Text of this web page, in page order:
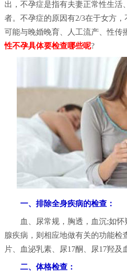
出，不孕症是指有夫妻正常性生活
者。不孕症的原因有2/3在于女方
可能与晚婚晚育、人工流产、性传
性不孕具体要检查哪些呢?
一、排除全身疾病的检查：
血、尿常规，胸透，血沉;如怀
腺疾病，则相应地做有关的功能检
片、血泌乳素、尿17酮、尿17羟及
二、体格检查：